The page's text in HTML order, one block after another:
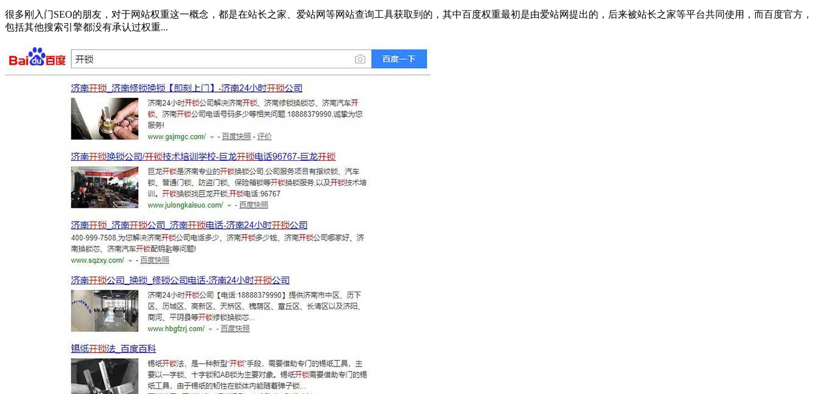
很多刚入门SEO的朋友，对于网站权重这一概念，都是在站长之家、爱站网等网站查询工具获取到的，其中百度权重最初是由爱站网提出的，后来被站长之家等平台共同使用，而百度官方，
包括其他搜索引擎都没有承认过权重...